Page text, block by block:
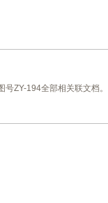
ZY-194全部相关联文档。